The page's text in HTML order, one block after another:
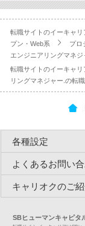
転職サイトのイーキャリ
プン・Web系
プロ
エンジニアリングマネ
転職サイトのイーキャリ
リングマネジャー.の転
各種設定
よくあるお問い
キャリオクのご
SBヒューマンキャピタ